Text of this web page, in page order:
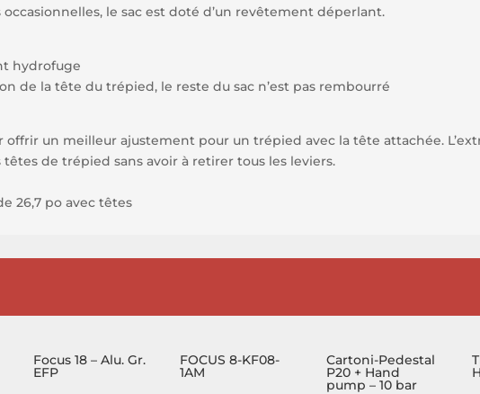
le sac est doté d’un revêtement déperlant.
hydrofuge
de la tête du trépied, le reste du sac n’est pas rembourré
un meilleur ajustement pour un trépied avec la tête attachée.
de trépied sans avoir à retirer tous les leviers.
26,7 po avec têtes
Focus 18 – Alu. Gr.
EFP
FOCUS 8-KF08-
1AM
Cartoni-Pedestal
P20 + Hand
pump – 10 bar